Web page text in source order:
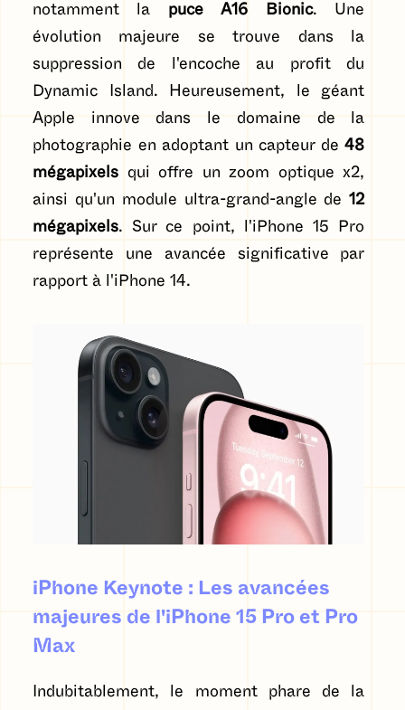
notamment la puce A16 Bionic. Une
évolution majeure se trouve dans la
suppression de l'encoche au profit du
Dynamic Island. Heureusement, le géant
Apple innove dans le domaine de la
photographie en adoptant un capteur de48
mégapixels qui offre un zoom optique x2,
ainsi qu'un module ultra-grand-angle de12
mégapixels. Sur ce point, l'iPhone 15 Pro
représente une avancée significative par
rapport à l'iPhone 14.
iPhone Keynote : Les avancées
majeures de l'iPhone 15 Pro et Pro
Max
Indubitablement, le moment phare de la